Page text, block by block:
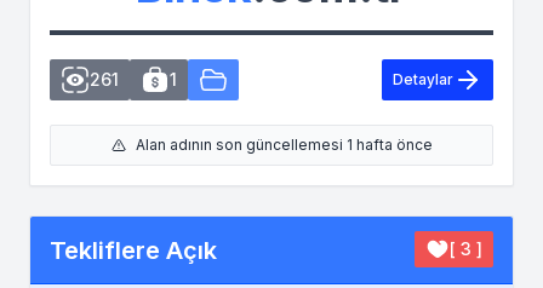
261 1 Detaylar
Alan adının son güncellemesi 1 hafta önce
Tekliflere Açık [ 3 ]